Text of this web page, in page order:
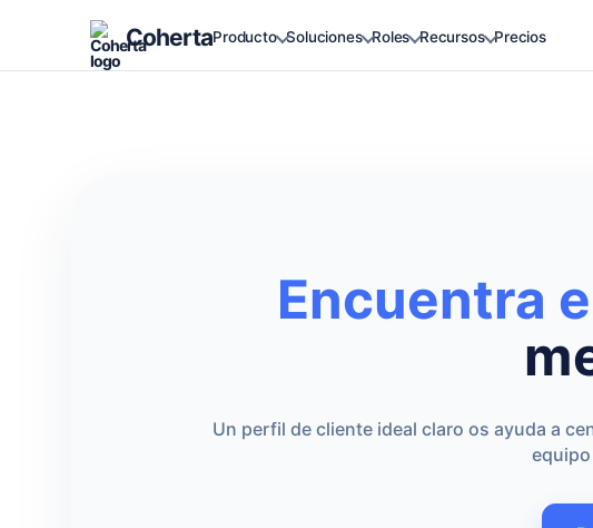
CohertaProducto Soluciones Roles Recursos Precios
Encuentra
Un perfil de cliente ideal claro os ayuda a